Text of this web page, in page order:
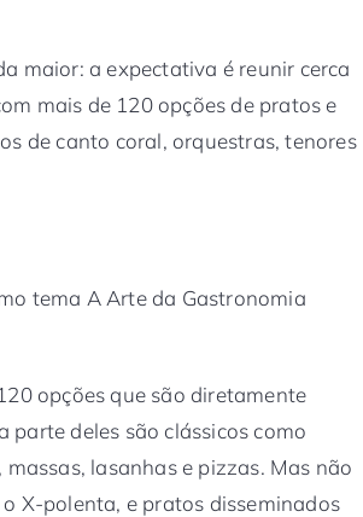
maior: a expectativa é reunir cerca
mais de 120 opções de pratos e
de canto coral, orquestras, tenores
tema A Arte da Gastronomia
opções que são diretamente
deles são clássicos como
lasanhas e pizzas. Mas não
X-polenta, e pratos disseminados